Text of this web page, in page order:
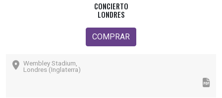
CONCIERTO
LONDRES
COMPRAR
Wembley Stadium,
Londres (Inglaterra)